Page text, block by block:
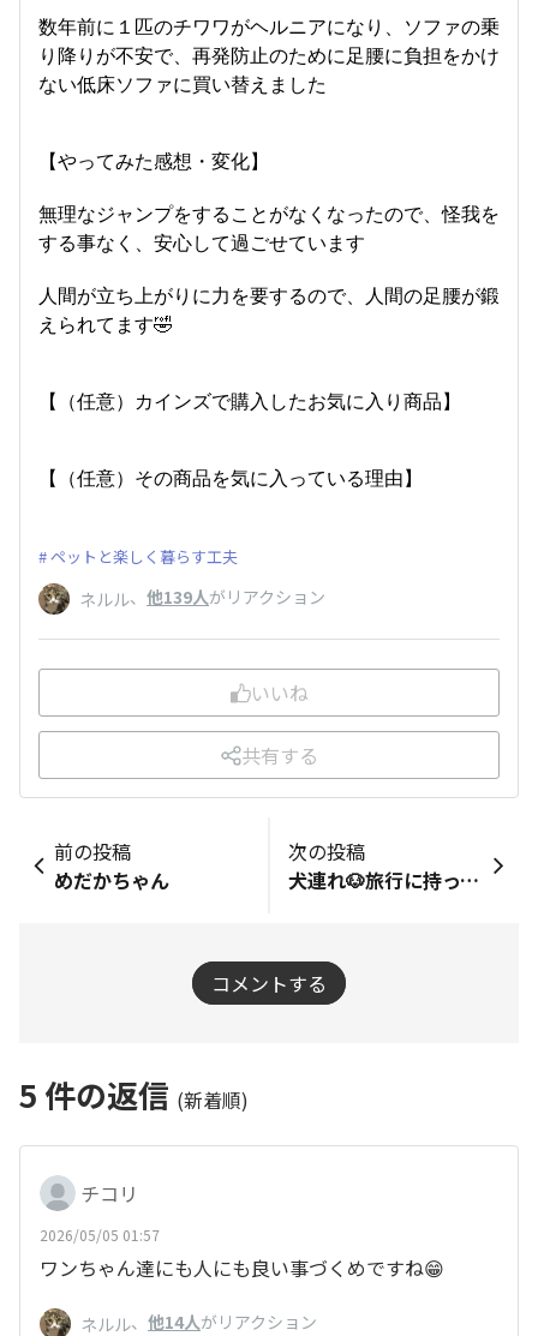
数年前に１匹のチワワがヘルニアになり、ソファの乗
り降りが不安で、再発防止のために足腰に負担をかけ
ない低床ソファに買い替えました
【やってみた感想・変化】
無理なジャンプをすることがなくなったので、怪我を
する事なく、安心して過ごせています
人間が立ち上がりに力を要するので、人間の足腰が鍛
えられてます🤣
【（任意）カインズで購入したお気に入り商品】
【（任意）その商品を気に入っている理由】
ペットと楽しく暮らす工夫
ネルル、 他139人がリアクション
いいね
共有する
前の投稿
めだかちゃん
次の投稿
犬連れ🐶旅行に持ってくもの〜🎒
コメントする
5 件の返信 (新着順)
チコリ
2026/05/05 01:57
ワンちゃん達にも人にも良い事づくめですね😁
ネルル、 他14人がリアクション